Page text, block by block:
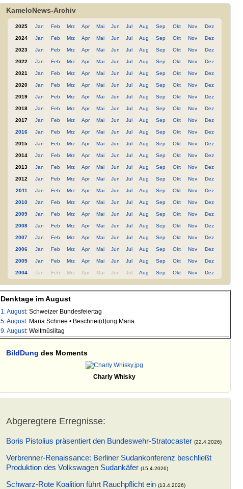
KameloNews-Archiv
2025 Jan Feb Mrz Apr Mai Jun Jul Aug Sep Okt Nov Dez
2024 Jan Feb Mrz Apr Mai Jun Jul Aug Sep Okt Nov Dez
2023 Jan Feb Mrz Apr Mai Jun Jul Aug Sep Okt Nov Dez
2022 Jan Feb Mrz Apr Mai Jun Jul Aug Sep Okt Nov Dez
2021 Jan Feb Mrz Apr Mai Jun Jul Aug Sep Okt Nov Dez
2020 Jan Feb Mrz Apr Mai Jun Jul Aug Sep Okt Nov Dez
2019 Jan Feb Mrz Apr Mai Jun Jul Aug Sep Okt Nov Dez
2018 Jan Feb Mrz Apr Mai Jun Jul Aug Sep Okt Nov Dez
2017 Jan Feb Mrz Apr Mai Jun Jul Aug Sep Okt Nov Dez
2016 Jan Feb Mrz Apr Mai Jun Jul Aug Sep Okt Nov Dez
2015 Jan Feb Mrz Apr Mai Jun Jul Aug Sep Okt Nov Dez
2014 Jan Feb Mrz Apr Mai Jun Jul Aug Sep Okt Nov Dez
2013 Jan Feb Mrz Apr Mai Jun Jul Aug Sep Okt Nov Dez
2012 Jan Feb Mrz Apr Mai Jun Jul Aug Sep Okt Nov Dez
2011 Jan Feb Mrz Apr Mai Jun Jul Aug Sep Okt Nov Dez
2010 Jan Feb Mrz Apr Mai Jun Jul Aug Sep Okt Nov Dez
2009 Jan Feb Mrz Apr Mai Jun Jul Aug Sep Okt Nov Dez
2008 Jan Feb Mrz Apr Mai Jun Jul Aug Sep Okt Nov Dez
2007 Jan Feb Mrz Apr Mai Jun Jul Aug Sep Okt Nov Dez
2006 Jan Feb Mrz Apr Mai Jun Jul Aug Sep Okt Nov Dez
2005 Jan Feb Mrz Apr Mai Jun Jul Aug Sep Okt Nov Dez
2004 Jan Feb Mrz Apr Mai Jun Jul Aug Sep Okt Nov Dez
Denktage im August
1. August: Schweizer Bundesfeiertag
5. August: Maria Schnee • Beschnei(d)ung Maria
9. August: Weltmüslitag
BildDung des Moments
Charly Whisky
Abgeregtere Erregnisse:
Boris Pistolius präsentiert den Bundeswehr-Stratocaster (22.4.2026)
Verbrenner-Renaissance: Berliner Sudankonferenz beschließt
Produktion des Volkswagen Sudankäfer (15.4.2026)
Schwarz-Rote Koalition führt Rauchpflicht ein (13.4.2026)